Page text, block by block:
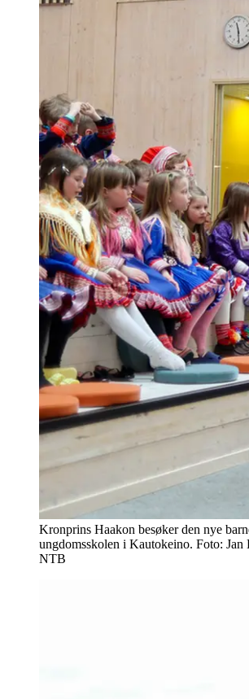
Kronprins Haakon besøker den nye
ungdomsskolen i Kautokeino. Foto: Jan
NTB